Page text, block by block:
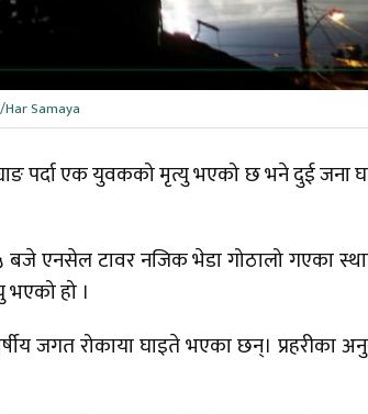
Har Samaya
पर्दा एक युवकको मृत्यु भएको छ भने दुई जना
बजे एनसेल टावर नजिक भेडा गोठालो गएका
भएको हो ।
जगत रोकाया घाइते भएका छन्। प्रहरीका